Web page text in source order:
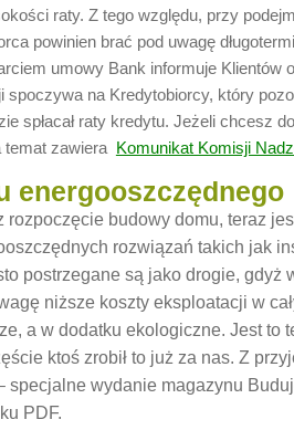
raty. Z tego względu, przy
powinien brać pod uwagę
umowy Bank informuje
spoczywa na Kredytobiorcy, który
spłacał raty kredytu. Jeżeli chcesz
temat zawiera Komunikat Komisji
energooszczędnego
budowy domu, teraz
rozwiązań takich jak
postrzegane są jako drogie,
niższe koszty eksploatacji w
a w dodatku ekologiczne. Jest to
ktoś zrobił to już za nas. Z
specjalne wydanie magazynu
PDF.